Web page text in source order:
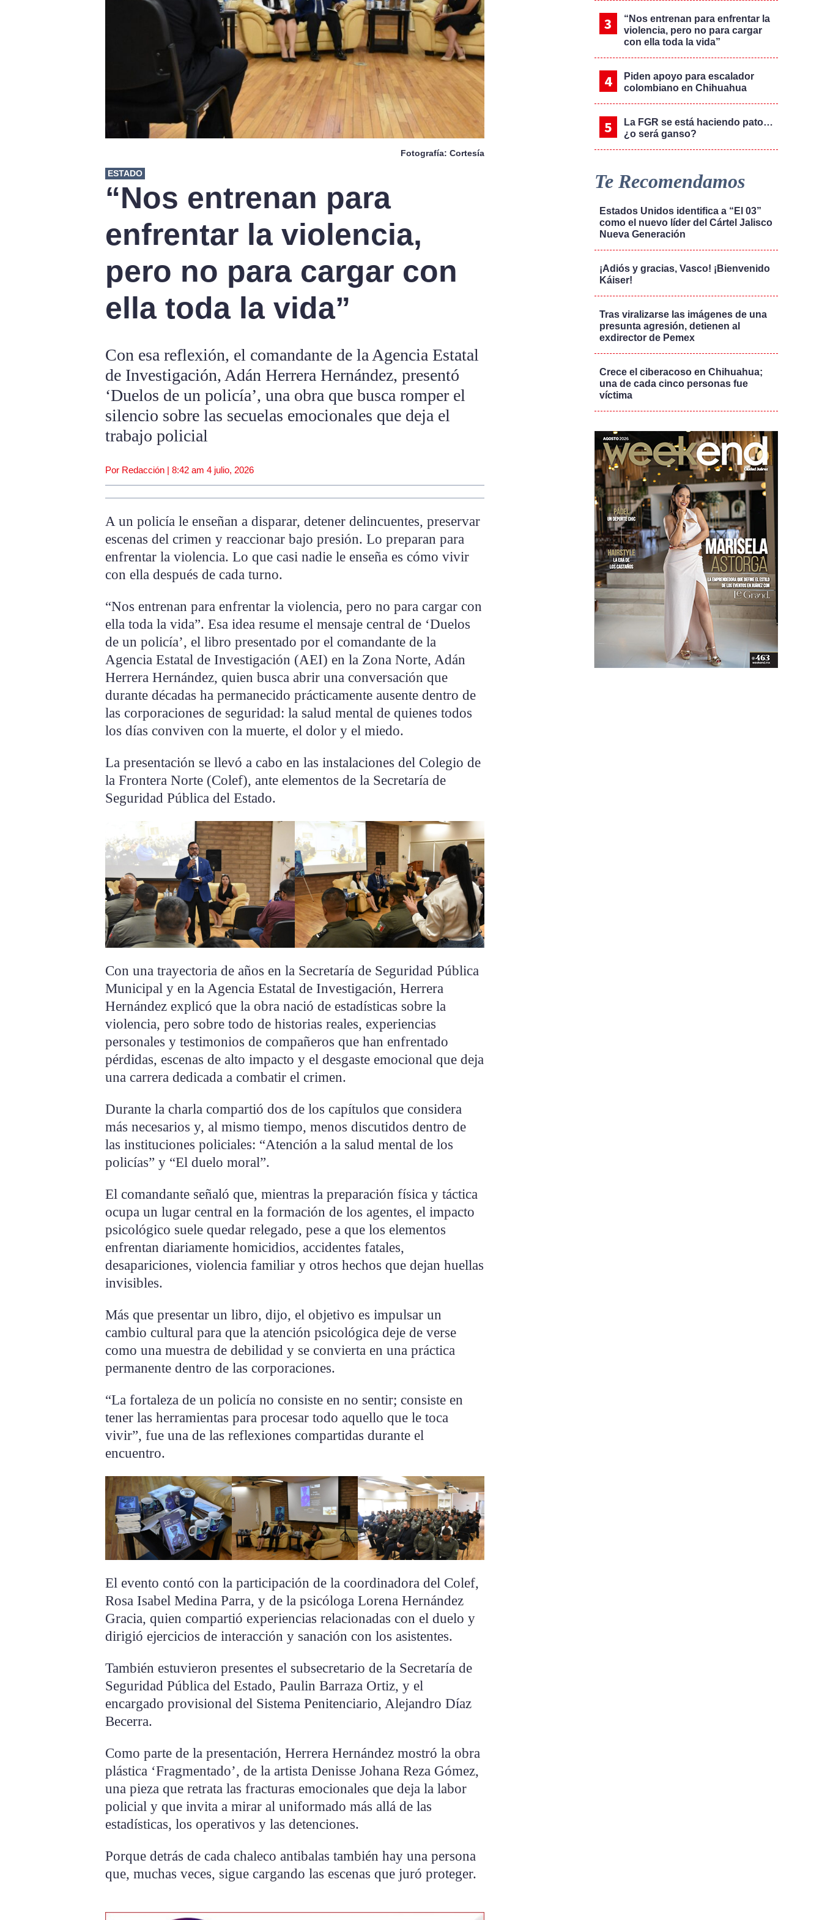
Fotografía: Cortesía
ESTADO
“Nos entrenan para
enfrentar la violencia,
pero no para cargar con
ella toda la vida”
Con esa reflexión, el comandante de la Agencia Estatal
de Investigación, Adán Herrera Hernández, presentó
‘Duelos de un policía’, una obra que busca romper el
silencio sobre las secuelas emocionales que deja el
trabajo policial
Por Redacción | 8:42 am 4 julio, 2026
A un policía le enseñan a disparar, detener delincuentes, preservar
escenas del crimen y reaccionar bajo presión. Lo preparan para
enfrentar la violencia. Lo que casi nadie le enseña es cómo vivir
con ella después de cada turno.
“Nos entrenan para enfrentar la violencia, pero no para cargar con
ella toda la vida”. Esa idea resume el mensaje central de ‘Duelos
de un policía’, el libro presentado por el comandante de la
Agencia Estatal de Investigación (AEI) en la Zona Norte, Adán
Herrera Hernández, quien busca abrir una conversación que
durante décadas ha permanecido prácticamente ausente dentro de
las corporaciones de seguridad: la salud mental de quienes todos
los días conviven con la muerte, el dolor y el miedo.
La presentación se llevó a cabo en las instalaciones del Colegio de
la Frontera Norte (Colef), ante elementos de la Secretaría de
Seguridad Pública del Estado.
Con una trayectoria de años en la Secretaría de Seguridad Pública
Municipal y en la Agencia Estatal de Investigación, Herrera
Hernández explicó que la obra nació de estadísticas sobre la
violencia, pero sobre todo de historias reales, experiencias
personales y testimonios de compañeros que han enfrentado
pérdidas, escenas de alto impacto y el desgaste emocional que deja
una carrera dedicada a combatir el crimen.
Durante la charla compartió dos de los capítulos que considera
más necesarios y, al mismo tiempo, menos discutidos dentro de
las instituciones policiales: “Atención a la salud mental de los
policías” y “El duelo moral”.
El comandante señaló que, mientras la preparación física y táctica
ocupa un lugar central en la formación de los agentes, el impacto
psicológico suele quedar relegado, pese a que los elementos
enfrentan diariamente homicidios, accidentes fatales,
desapariciones, violencia familiar y otros hechos que dejan huellas
invisibles.
Más que presentar un libro, dijo, el objetivo es impulsar un
cambio cultural para que la atención psicológica deje de verse
como una muestra de debilidad y se convierta en una práctica
permanente dentro de las corporaciones.
“La fortaleza de un policía no consiste en no sentir; consiste en
tener las herramientas para procesar todo aquello que le toca
vivir”, fue una de las reflexiones compartidas durante el
encuentro.
El evento contó con la participación de la coordinadora del Colef,
Rosa Isabel Medina Parra, y de la psicóloga Lorena Hernández
Gracia, quien compartió experiencias relacionadas con el duelo y
dirigió ejercicios de interacción y sanación con los asistentes.
También estuvieron presentes el subsecretario de la Secretaría de
Seguridad Pública del Estado, Paulin Barraza Ortiz, y el
encargado provisional del Sistema Penitenciario, Alejandro Díaz
Becerra.
Como parte de la presentación, Herrera Hernández mostró la obra
plástica ‘Fragmentado’, de la artista Denisse Johana Reza Gómez,
una pieza que retrata las fracturas emocionales que deja la labor
policial y que invita a mirar al uniformado más allá de las
estadísticas, los operativos y las detenciones.
Porque detrás de cada chaleco antibalas también hay una persona
que, muchas veces, sigue cargando las escenas que juró proteger.
“Nos entrenan para enfrentar la
violencia, pero no para cargar
con ella toda la vida”
Piden apoyo para escalador
colombiano en Chihuahua
La FGR se está haciendo pato…
¿o será ganso?
Te Recomendamos
Estados Unidos identifica a “El 03”
como el nuevo líder del Cártel Jalisco
Nueva Generación
¡Adiós y gracias, Vasco! ¡Bienvenido
Káiser!
Tras viralizarse las imágenes de una
presunta agresión, detienen al
exdirector de Pemex
Crece el ciberacoso en Chihuahua;
una de cada cinco personas fue
víctima